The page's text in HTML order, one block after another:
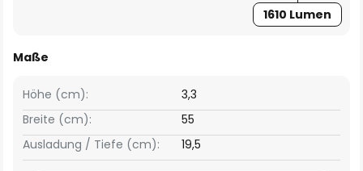
1610 Lumen
Maße
Breite (cm): 55
Höhe (cm): 3,3
Ausladung / Tiefe (cm): 19,5